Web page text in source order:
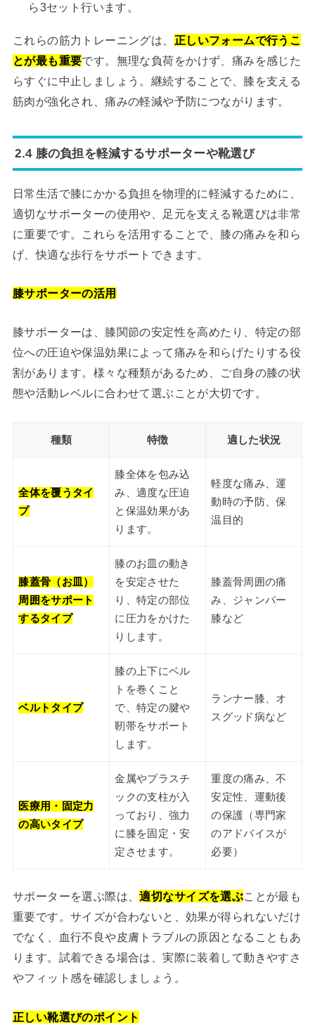
ら3セット行います。
これらの筋力トレーニングは、 正しいフォームで行うこ
とが最も重要です。無理な負荷をかけず、痛みを感じた
らすぐに中止しましょう。継続することで、膝を支える
筋肉が強化され、痛みの軽減や予防につながります。
2.4 膝の負担を軽減するサポーターや靴選び
日常生活で膝にかかる負担を物理的に軽減するために、
適切なサポーターの使用や、足元を支える靴選びは非常
に重要です。これらを活用することで、膝の痛みを和ら
げ、快適な歩行をサポートできます。
膝サポーターの活用
膝サポーターは、膝関節の安定性を高めたり、特定の部
位への圧迫や保温効果によって痛みを和らげたりする役
割があります。様々な種類があるため、ご自身の膝の状
態や活動レベルに合わせて選ぶことが大切です。
種類 特徴 適した状況
全体を覆うタイ
プ
膝全体を包み込
み、適度な圧迫
と保温効果があ
ります。
軽度な痛み、運
動時の予防、保
温目的
膝蓋骨（お皿）
周囲をサポート
するタイプ
膝のお皿の動き
を安定させた
り、特定の部位
に圧力をかけた
りします。
膝蓋骨周囲の痛
み、ジャンパー
膝など
ベルトタイプ
膝の上下にベル
トを巻くこと
で、特定の腱や
靭帯をサポート
します。
ランナー膝、オ
スグッド病など
医療用・固定力
の高いタイプ
金属やプラスチ
ックの支柱が入
っており、強力
に膝を固定・安
定させます。
重度の痛み、不
安定性、運動後
の保護（専門家
のアドバイスが
必要）
サポーターを選ぶ際は、適切なサイズを選ぶことが最も
重要です。サイズが合わないと、効果が得られないだけ
でなく、血行不良や皮膚トラブルの原因となることもあ
ります。試着できる場合は、実際に装着して動きやすさ
やフィット感を確認しましょう。
正しい靴選びのポイント